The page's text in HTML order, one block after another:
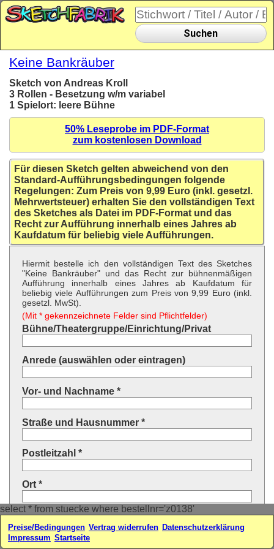
select * from stuecke where bestellnr='z0138'
Suchen
Keine Bankräuber
Sketch von Andreas Kroll
3 Rollen - Besetzung w/m variabel
1 Spielort: leere Bühne
50% Leseprobe im PDF-Format
zum kostenlosen Download
Für diesen Sketch gelten abweichend von den
Standard-Aufführungsbedingungen folgende
Regelungen: Zum Preis von 9,99 Euro (inkl. gesetzl.
Mehrwertsteuer) erhalten Sie den vollständigen Text
des Sketches als Datei im PDF-Format und das
Recht zur Aufführung innerhalb eines Jahres ab
Kaufdatum für beliebig viele Aufführungen.
Hiermit bestelle ich den vollständigen Text des Sketches
"Keine Bankräuber" und das Recht zur bühnenmäßigen
Aufführung innerhalb eines Jahres ab Kaufdatum für
beliebig viele Aufführungen zum Preis von 9,99 Euro (inkl.
gesetzl. MwSt).
(Mit * gekennzeichnete Felder sind Pflichtfelder)
Bühne/Theatergruppe/Einrichtung/Privat
Anrede (auswählen oder eintragen)
Vor- und Nachname *
Straße und Hausnummer *
Postleitzahl *
Ort *
Land * (auswählen oder eintragen)
Ihre E-Mail-Adresse*
Preise/Bedingungen Vertrag widerrufen Datenschutzerklärung
Impressum Startseite